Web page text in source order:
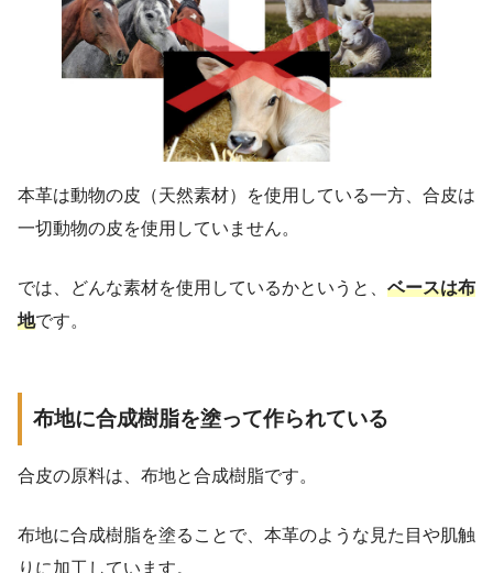
本革は動物の皮（天然素材）を使用している一方、合皮は
一切動物の皮を使用していません。
では、どんな素材を使用しているかというと、 ベースは布
地です。
布地に合成樹脂を塗って作られている
合皮の原料は、布地と合成樹脂です。
布地に合成樹脂を塗ることで、本革のような見た目や肌触
りに加工しています。